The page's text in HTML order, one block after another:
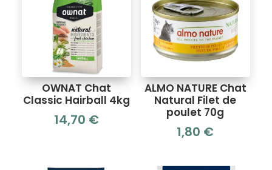
OWNAT Chat
Classic Hairball 4kg
14,70 €
ALMO NATURE Chat
Natural Filet de
poulet 70g
1,80 €